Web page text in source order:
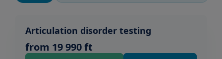
Articulation disorder testing
from 19 990 ft